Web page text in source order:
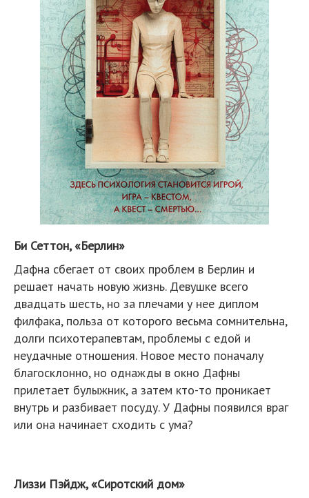
Би Сеттон, «Берлин»
Дафна сбегает от своих проблем в Берлин и
решает начать новую жизнь. Девушке всего
двадцать шесть, но за плечами у нее диплом
филфака, польза от которого весьма сомнительна,
долги психотерапевтам, проблемы с едой и
неудачные отношения. Новое место поначалу
благосклонно, но однажды в окно Дафны
прилетает булыжник, а затем кто-то проникает
внутрь и разбивает посуду. У Дафны появился враг
или она начинает сходить с ума?
Лиззи Пэйдж, «Сиротский дом»